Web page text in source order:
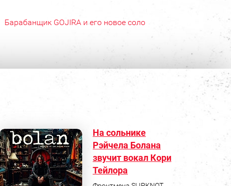
Барабанщик GOJIRA и его новое соло
На сольнике
Рэйчела Болана
звучит вокал Кори
Тейлора